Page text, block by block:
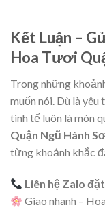
Kết Luận –
Hoa Tươi
Trong những
muốn nói. Dù là
tinh tế luôn là món
Quận Ngũ Hành
từng khoảnh khắc
Liên hệ Zalo
Giao nhanh –